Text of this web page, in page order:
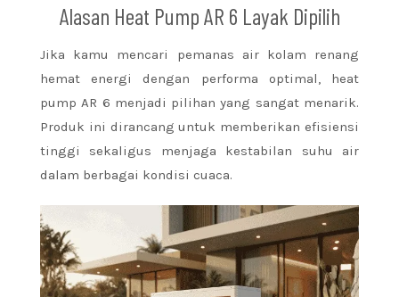
Alasan Heat Pump AR 6 Layak Dipilih
Jika kamu mencari pemanas air kolam renang
hemat energi dengan performa optimal, heat
pump AR 6 menjadi pilihan yang sangat menarik.
Produk ini dirancang untuk memberikan efisiensi
tinggi sekaligus menjaga kestabilan suhu air
dalam berbagai kondisi cuaca.